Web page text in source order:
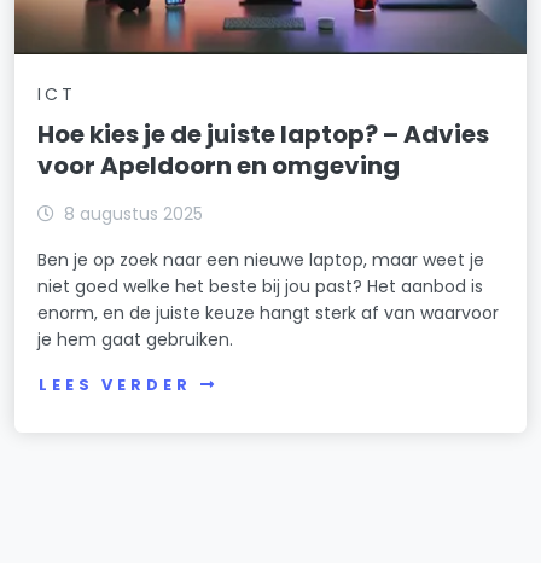
ICT
Hoe kies je de juiste laptop? – Advies
voor Apeldoorn en omgeving
8 augustus 2025
Ben je op zoek naar een nieuwe laptop, maar weet je
niet goed welke het beste bij jou past? Het aanbod is
enorm, en de juiste keuze hangt sterk af van waarvoor
je hem gaat gebruiken.
LEES VERDER